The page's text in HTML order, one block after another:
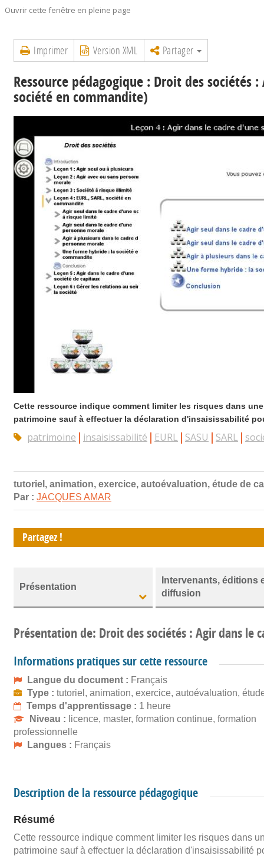
Ouvrir cette fenêtre en pleine page
Imprimer Version XML Partager
Ressource pédagogique : Droit des sociétés
société en commandite)
Cette ressource indique comment limiter les risques dans
patrimoine sauf à effectuer la déclaration d'insaisissabilité
patrimoine insaisissabilité EURL SASU SARL
tutoriel, animation, exercice, autoévaluation, étude de
Par : JACQUES AMAR
Partagez !
Présentation
Intervenants, éditions
diffusion
Présentation de: Droit des sociétés : Agir dans le
Informations pratiques sur cette ressource
Langue du document : Français
Type : tutoriel, animation, exercice, autoévaluation,
Temps d'apprentissage : 1 heure
Niveau : licence, master, formation continue, formation
professionnelle
Langues : Français
Description de la ressource pédagogique
Résumé
Cette ressource indique comment limiter les risques dans
patrimoine sauf à effectuer la déclaration d'insaisissabilité